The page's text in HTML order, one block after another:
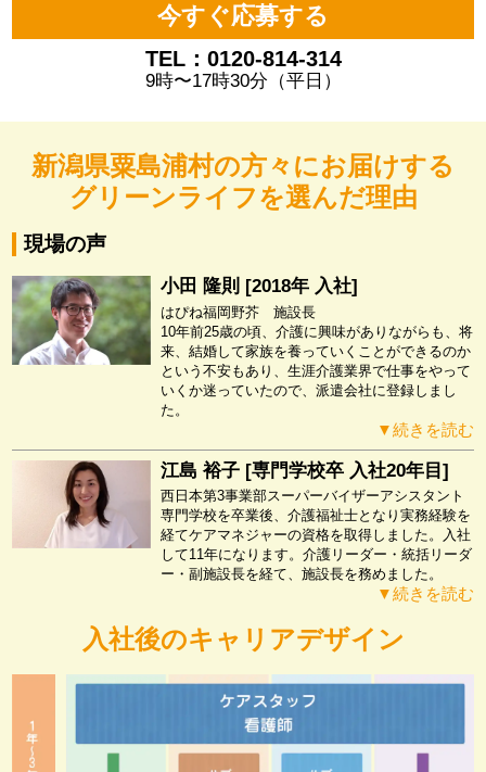
今すぐ応募する
TEL：0120-814-314
9時〜17時30分（平日）
新潟県粟島浦村の方々にお届けする
グリーンライフを選んだ理由
現場の声
小田 隆則 [2018年 入社]
はぴね福岡野芥 施設長
10年前25歳の頃、介護に興味がありながらも、将
来、結婚して家族を養っていくことができるのか
という不安もあり、生涯介護業界で仕事をやって
いくか迷っていたので、派遣会社に登録しまし
た。
▼続きを読む
江島 裕子 [専門学校卒 入社20年目]
西日本第3事業部スーパーバイザーアシスタント
専門学校を卒業後、介護福祉士となり実務経験を
経てケアマネジャーの資格を取得しました。入社
して11年になります。介護リーダー・統括リーダ
ー・副施設長を経て、施設長を務めました。
▼続きを読む
入社後のキャリアデザイン